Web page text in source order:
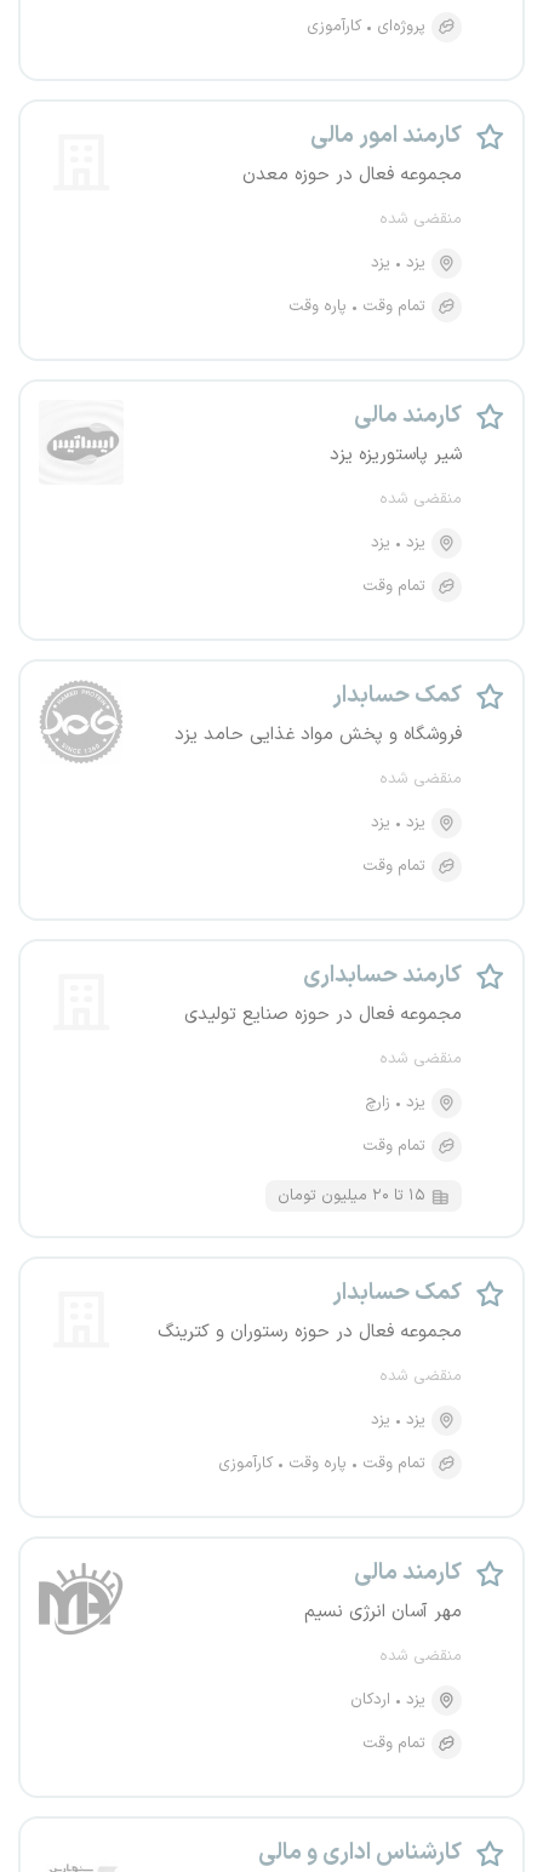
پروژه‌ای
کارآموزی
کارمند امور مالی
مجموعه فعال در حوزه معدن
منقضی شده
یزد
یزد
تمام وقت
پاره وقت
کارمند مالی
شیر پاستوریزه یزد
منقضی شده
یزد
یزد
تمام وقت
کمک حسابدار
فروشگاه و پخش مواد غذایی حامد یزد
منقضی شده
یزد
یزد
تمام وقت
کارمند حسابداری
مجموعه فعال در حوزه صنایع تولیدی
منقضی شده
یزد
زارچ
تمام وقت
۱۵ تا ۲۰ میلیون تومان
کمک حسابدار
مجموعه فعال در حوزه رستوران و کترینگ
منقضی شده
یزد
یزد
تمام وقت
پاره وقت کارآموزی
کارمند مالی
مهر آسان انرژی نسیم
منقضی شده
یزد
اردکان
تمام وقت
کارشناس اداری و مالی